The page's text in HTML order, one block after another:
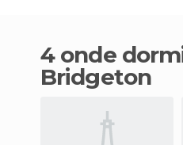
4 onde dormir em
Bridgeton